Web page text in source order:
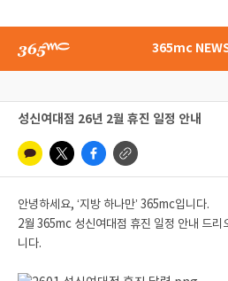
365mc
성신여대점 26년 2월 휴진 일정 안내
안녕하세요, ‘지방 하나만’ 365mc입니다.
2월 365mc 성신여대점 휴진 일정 안내 드리
니다.